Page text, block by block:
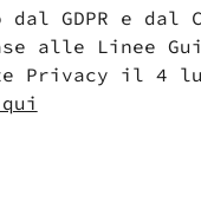
GDPR e dal
alle Linee
Privacy il 4